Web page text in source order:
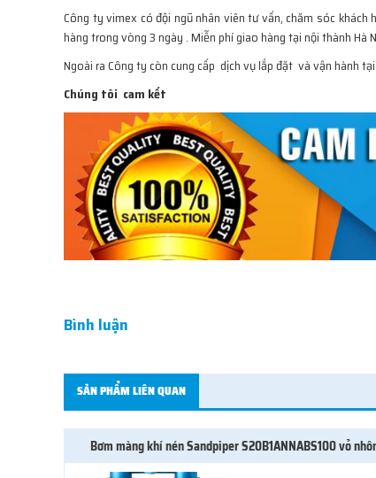
Công ty vimex có đội ngũ nhân viên tư vấn, chăm sóc khách
hàng trong vòng 3 ngày . Miễn phí giao hàng tại nội thành Hà
Ngoài ra Công ty còn cung cấp dịch vụ lắp đặt và vận hành
Chúng tôi cam kết
Bình luận
SẢN PHẨM LIÊN QUAN
Bơm màng khí nén Sandpiper S20B1ANNABS100 vỏ